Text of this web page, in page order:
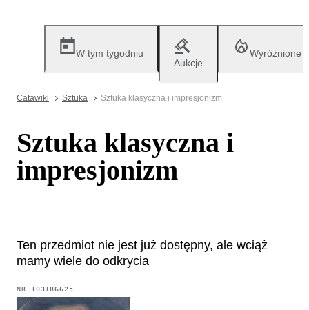
W tym tygodniu
Aukcje
Wyróżnione
Catawiki Sztuka Sztuka klasyczna i impresjonizm
Sztuka klasyczna i
impresjonizm
Ten przedmiot nie jest już dostępny, ale wciąż
mamy wiele do odkrycia
NR 103186625